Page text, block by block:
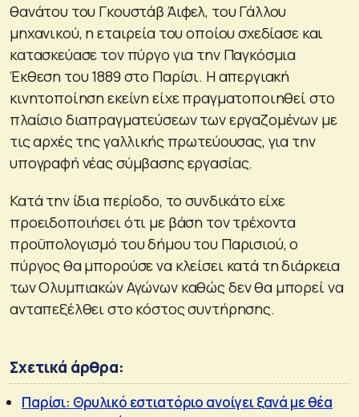
θανάτου του Γκουστάβ Άιφελ, του Γάλλου
μηχανικού, η εταιρεία του οποίου σχεδίασε και
κατασκεύασε τον πύργο για την Παγκόσμια
Έκθεση του 1889 στο Παρίσι. Η απεργιακή
κινητοποίηση εκείνη είχε πραγματοποιηθεί στο
πλαίσιο διαπραγματεύσεων των εργαζομένων με
τις αρχές της γαλλικής πρωτεύουσας, για την
υπογραφή νέας σύμβασης εργασίας.
Κατά την ίδια περίοδο, το συνδικάτο είχε
προειδοποιήσει ότι με βάση τον τρέχοντα
προϋπολογισμό του δήμου του Παρισιού, ο
πύργος θα μπορούσε να κλείσει κατά τη διάρκεια
των Ολυμπιακών Αγώνων καθώς δεν θα μπορεί να
ανταπεξέλθει στο κόστος συντήρησης.
Σχετικά άρθρα:
Παρίσι: Θρυλικό εστιατόριο ανοίγει ξανά με θέα